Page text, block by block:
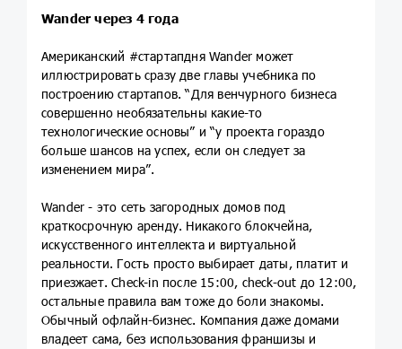
Wander через 4 года
Американский #стартапдня Wander может
иллюстрировать сразу две главы учебника по
построению стартапов. “Для венчурного бизнеса
совершенно необязательны какие-то
технологические основы” и “у проекта гораздо
больше шансов на успех, если он следует за
изменением мира”.
Wander - это сеть загородных домов под
краткосрочную аренду. Никакого блокчейна,
искусственного интеллекта и виртуальной
реальности. Гость просто выбирает даты, платит и
приезжает. Check-in после 15:00, check-out до 12:00,
остальные правила вам тоже до боли знакомы.
Обычный офлайн-бизнес. Компания даже домами
владеет сама, без использования франшизы и